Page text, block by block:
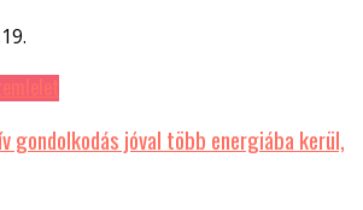
gondolkodás jóval több energiába kerül,